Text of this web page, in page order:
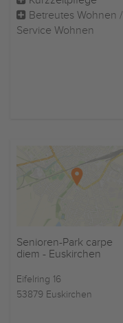
Betreutes Wohnen /
Service Wohnen
Senioren-Park carpe
diem - Euskirchen
Eifelring 16
53879 Euskirchen